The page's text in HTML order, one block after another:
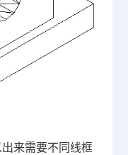
来需要不同线框